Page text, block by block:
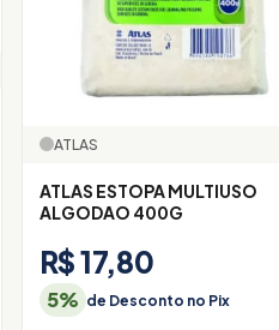
ATLAS
ATLAS ESTOPA MULTIUSO
ALGODAO 400G
R$ 17,80
5% de Desconto no Pix